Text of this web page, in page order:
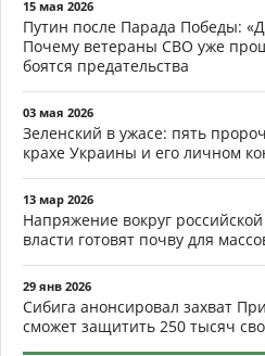
15 мая 2026
Путин после Парада Победы:
Почему ветераны СВО уже
боятся предательства
03 мая 2026
Зеленский в ужасе: пять
крахе Украины и его личном
13 мар 2026
Напряжение вокруг
власти готовят почву для
29 янв 2026
Сибига анонсировал захват
сможет защитить 250 тысяч